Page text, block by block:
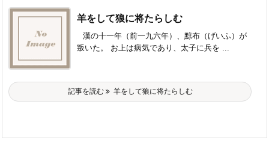
羊をして狼に将たらしむ
漢の十一年（前一九六年）、黥布（げいふ）が
叛いた。 お上は病気であり、太子に兵を ...
記事を読む 羊をして狼に将たらしむ